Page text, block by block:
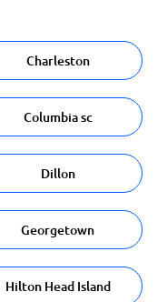
Charleston
Columbia sc
Dillon
Georgetown
Hilton Head Island